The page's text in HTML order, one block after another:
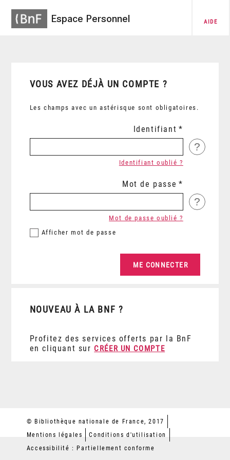
Espace Personnel AIDE
VOUS AVEZ DÉJÀ UN COMPTE ?
Les champs avec un astérisque sont obligatoires.
Identifiant
?
Identifiant oublié ?
Mot de passe
?
Afficher mot de passe
Mot de passe oublié ?
NOUVEAU À LA BNF ?
Profitez des services offerts par la BnF
en cliquant sur CRÉER UN COMPTE
© Bibliothèque nationale de France, 2017
Mentions légales
Conditions d'utilisation
Accessibilité : Partiellement conforme